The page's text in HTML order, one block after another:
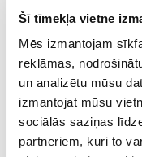
Šī tīmekļa vietne
Mēs izmantojam
reklāmas,
un analizētu mūsu
izmantojat mūsu
sociālās saziņas
partneriem, kuri to
metis ar 44,2%
Pagājušajā sezonā
Latvijas
vienam otru.
Šosezon labāk veicas